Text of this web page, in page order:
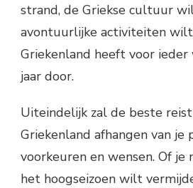
strand, de Griekse cultuur
avontuurlijke activiteiten
Griekenland heeft voor
jaar door.
Uiteindelijk zal de beste
Griekenland afhangen van je
voorkeuren en wensen. Of je
het hoogseizoen wilt